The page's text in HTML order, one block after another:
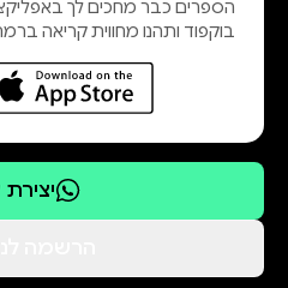
הספרים כבר מחכים לך
בוקפוד ותהנו מחווית קריאה